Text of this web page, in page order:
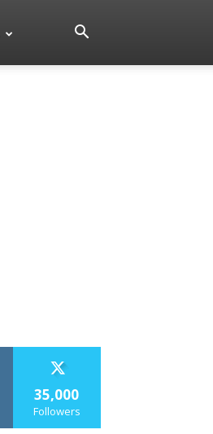
35,000
Followers